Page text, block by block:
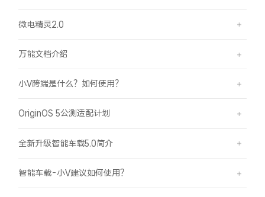
微电精灵2.0
万能文档介绍
小V跨端是什么？如何使用？
OriginOS 5公测适配计划
全新升级智能车载5.0简介
智能车载-小V建议如何使用？